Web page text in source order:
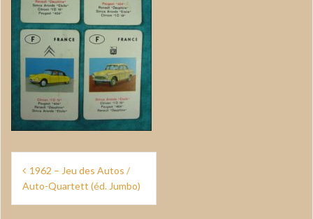
Navigation
de
l’article
1962 – Jeu des Autos /
Auto-Quartett (éd. Jumbo)